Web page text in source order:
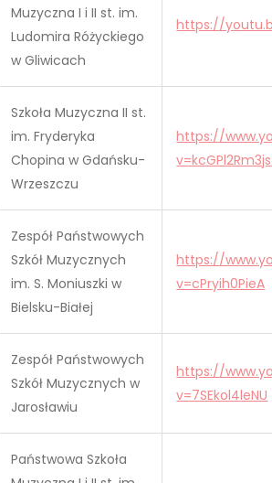
Muzyczna I i II st. im.
Ludomira Różyckiego
w Gliwicach
https://
Szkoła Muzyczna II st.
im. Fryderyka
Chopina w Gdańsku-
Wrzeszczu
https://
Zespół Państwowych
Szkół Muzycznych
im. S. Moniuszki w
Bielsku-Białej
https://
v=cPryih0PieA
Zespół Państwowych
Szkół Muzycznych w
Jarosławiu
https://
v=7SEkol4leNU
Państwowa Szkoła